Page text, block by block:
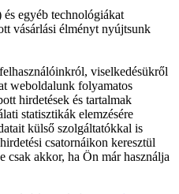
egyéb technológiákat
vásárlási élményt nyújtsunk
viselkedésükről
weboldalunk folyamatos
hirdetések és tartalmak
statisztikák elemzésére
külső szolgáltatókkal is
csatornáikon keresztül
csak akkor, ha Ön már használja